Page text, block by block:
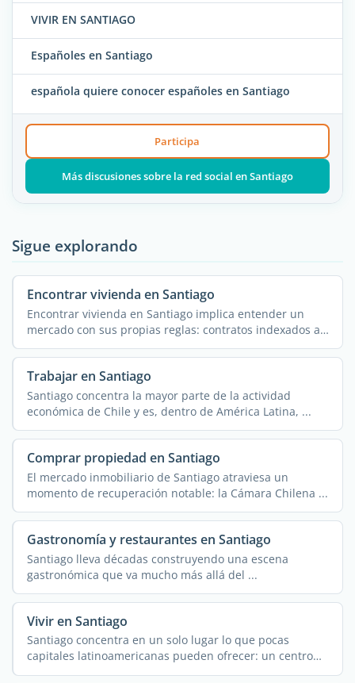
VIVIR EN SANTIAGO
Españoles en Santiago
española quiere conocer españoles en Santiago
Participa
Más discusiones sobre la red social en Santiago
Sigue explorando
Encontrar vivienda en Santiago
Encontrar vivienda en Santiago implica entender un
mercado con sus propias reglas: contratos indexados a
la ...
Trabajar en Santiago
Santiago concentra la mayor parte de la actividad
económica de Chile y es, dentro de América Latina, ...
Comprar propiedad en Santiago
El mercado inmobiliario de Santiago atraviesa un
momento de recuperación notable: la Cámara Chilena ...
Gastronomía y restaurantes en Santiago
Santiago lleva décadas construyendo una escena
gastronómica que va mucho más allá del ...
Vivir en Santiago
Santiago concentra en un solo lugar lo que pocas
capitales latinoamericanas pueden ofrecer: un centro
financiero ...